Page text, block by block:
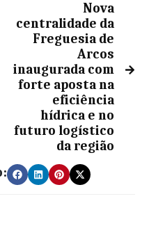
Nova
centralidade da
Freguesia de
Arcos
inaugurada com
forte aposta na
eficiência
hídrica e no
futuro logístico
da região